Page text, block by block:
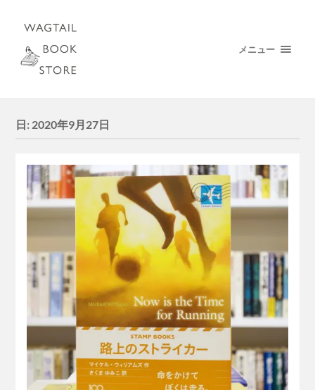
メニュー
日: 2020年9月27日